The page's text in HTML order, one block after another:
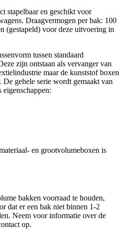
stapelbaar en geschikt voor
Draagvermogen per bak: 100
(gestapeld) voor deze uitvoering in
tussen standaard
zijn ontstaan als vervanger van
maar de kunststof boxen
gehele serie wordt gemaakt van
en grootvolumeboxen is
bakken voorraad te houden,
dat er een bak niet binnen 1-2
Neem voor informatie over de
op.